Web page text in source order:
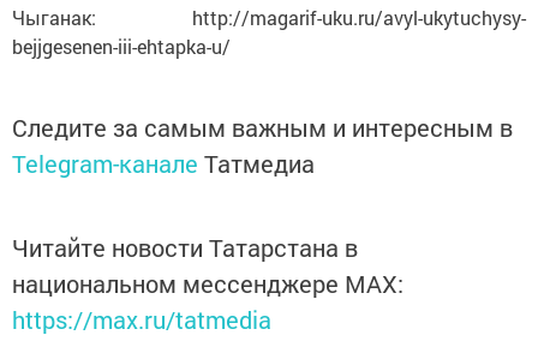
Чыганак: http://magarif-uku.ru/avyl-ukytuchysy-
bejjgesenen-iii-ehtapka-u/
Следите за самым важным и интересным в
Telegram-канале Татмедиа
Читайте новости Татарстана в
национальном мессенджере MАХ:
https://max.ru/tatmedia